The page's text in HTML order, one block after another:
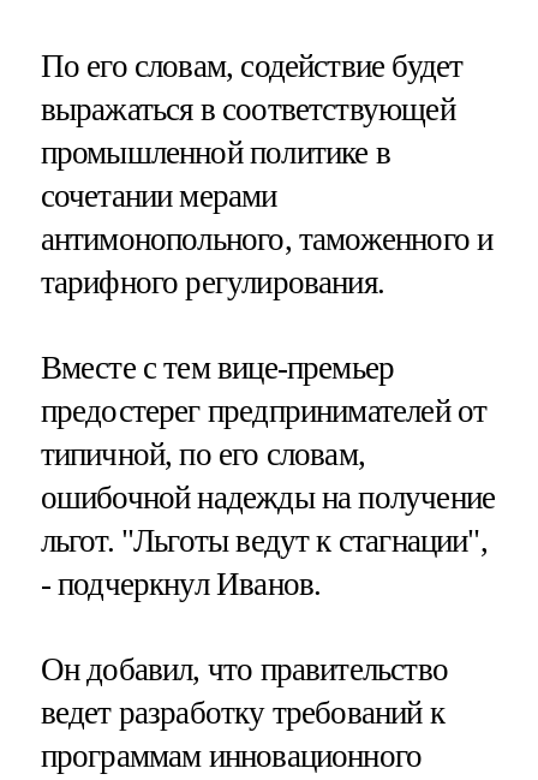
По его словам, содействие будет
выражаться в соответствующей
промышленной политике в
сочетании мерами
антимонопольного, таможенного и
тарифного регулирования.
Вместе с тем вице-премьер
предостерег предпринимателей от
типичной, по его словам,
ошибочной надежды на получение
льгот. "Льготы ведут к стагнации",
- подчеркнул Иванов.
Он добавил, что правительство
ведет разработку требований к
программам инновационного